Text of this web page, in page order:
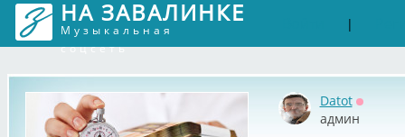
НА ЗАВАЛИНКЕ
Музыкальная
соцсеть
|
Datot
админ